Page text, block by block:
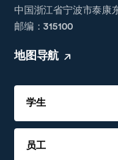
中国浙江省宁波市泰康
邮编：315100
地图导航
学生
员工